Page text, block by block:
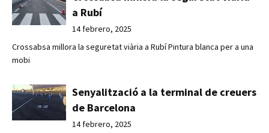
a Rubí
14 febrero, 2025
Crossabsa millora la seguretat viària a Rubí Pintura blanca per a una
mobi
Senyalització a la terminal de creuers
de Barcelona
14 febrero, 2025